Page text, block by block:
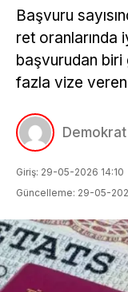
Başvuru
ret oranlarında
başvurudan biri
fazla vize
Giriş: 29-05-2026 14:10
Güncelleme: 29-05-